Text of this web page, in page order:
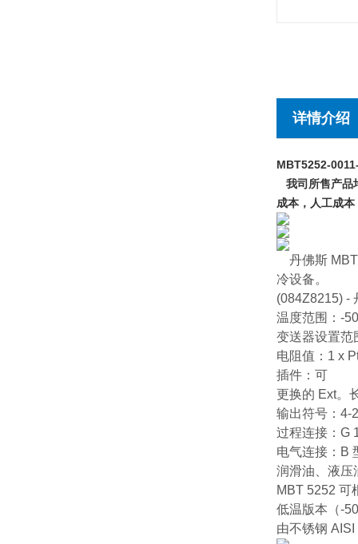
详情介绍
MBT5252-
我司所售产品
成本，人工成
丹佛斯
冷设备。
(084Z8215) -
温度范围：-
变送器设置范
电阻值：1 x
插件：可
更换的 Ext。
输出符号：4-
过程连接：G
电气连接：B
润滑油、液压
MBT 5252 可
低温版本（-
由不锈钢